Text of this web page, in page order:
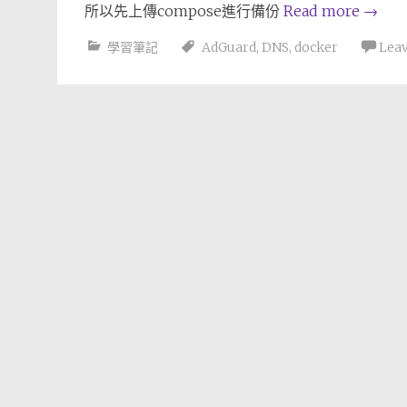
所以先上傳compose進行備份 Read more →
學習筆記 AdGuard, DNS, docker